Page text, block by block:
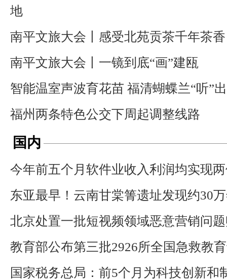
地
南平文旅大会丨感受北苑贡茶千年茶香
南平文旅大会丨一镜到底“画”建瓯
智能温室声波育花苗 福清蝴蝶兰“听”
福州两条特色公交下周起调整线路
国内
今年前五个月软件业收入利润均实现
东亚最早！云南甘棠箐遗址发现约30
北京处置一批短视频领域恶意营销问
教育部公布第三批2926所全国急救教
国家税务总局：前5个月为科技创新和